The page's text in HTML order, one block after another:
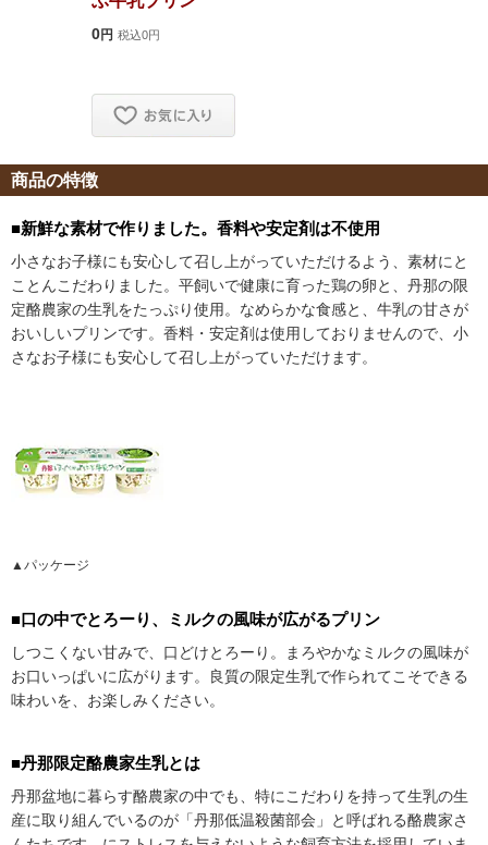
商品の特徴
■新鮮な素材で作りました。香料や安定剤は不使用
小さなお子様にも安心して召し上がっていただけるよう、素材にと
ことんこだわりました。平飼いで健康に育った鶏の卵と、丹那の限
定酪農家の生乳をたっぷり使用。なめらかな食感と、牛乳の甘さが
おいしいプリンです。香料・安定剤は使用しておりませんので、小
さなお子様にも安心して召し上がっていただけます。
▲パッケージ
■口の中でとろーり、ミルクの風味が広がるプリン
しつこくない甘みで、口どけとろーり。まろやかなミルクの風味が
お口いっぱいに広がります。良質の限定生乳で作られてこそできる
味わいを、お楽しみください。
■丹那限定酪農家生乳とは
丹那盆地に暮らす酪農家の中でも、特にこだわりを持って生乳の生
産に取り組んでいるのが「丹那低温殺菌部会」と呼ばれる酪農家さ